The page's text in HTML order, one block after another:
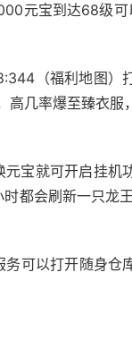
元宝到达68级
（福利地图）
几率爆至臻衣服
宝就可开启挂机
都会刷新一只龙
可以打开随身仓